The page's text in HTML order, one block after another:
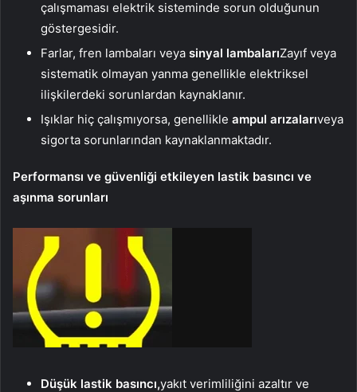
çalışmaması elektrik sisteminde sorun olduğunun
göstergesidir.
Farlar, fren lambaları veya sinyal lambalarıZayıf veya
sistematik olmayan yanma genellikle elektriksel
ilişkilerdeki sorunlardan kaynaklanır.
Işıklar hiç çalışmıyorsa, genellikle ampul arızalarıveya
sigorta sorunlarından kaynaklanmaktadır.
Performansı ve güvenliği etkileyen lastik basıncı ve
aşınma sorunları
Düşük lastik basıncı,yakıt verimliliğini azaltır ve